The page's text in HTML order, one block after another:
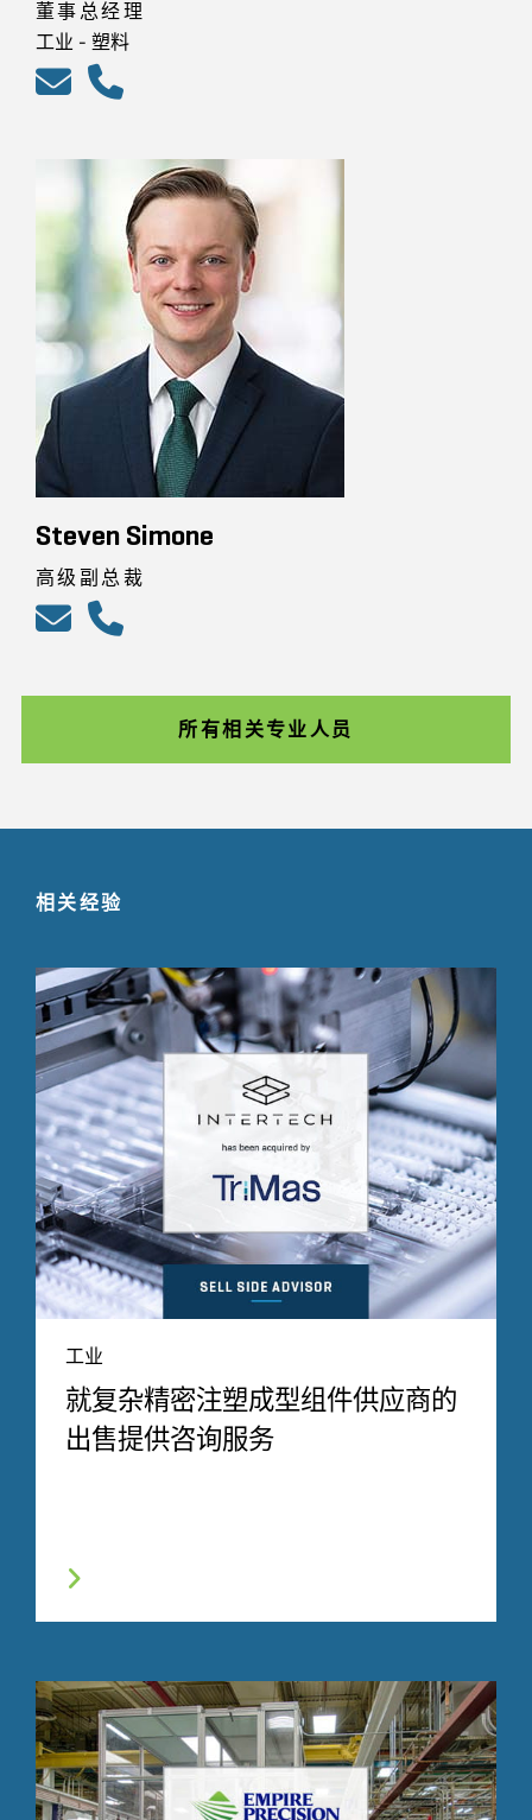
董事总经理
工业 - 塑料
Steven Simone
高级副总裁
所有相关专业人员
相关经验
工业
就复杂精密注塑成型组件供应商的
出售提供咨询服务